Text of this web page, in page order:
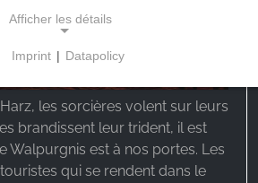
les sorcières volent sur leurs
brandissent leur trident, il est
Walpurgnis est à nos portes. Les
qui se rendent dans le
Afficher les détails
des fonctions de base et
à l'utilisation du site web.
Imprint | Datapolicy